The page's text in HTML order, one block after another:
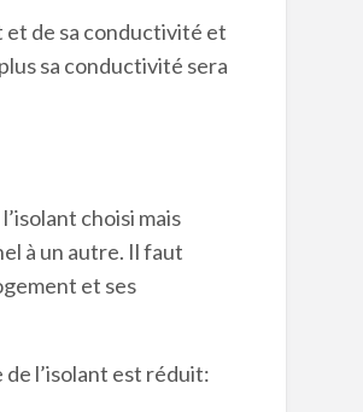
et de sa conductivité et
sa conductivité sera
choisi mais
à un autre. Il faut
et ses
l’isolant est réduit: